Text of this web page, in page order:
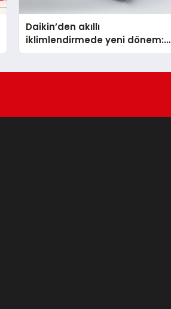
Daikin’den akıllı
iklimlendirmede yeni dönem:
Madoka Plus Türkiye’de